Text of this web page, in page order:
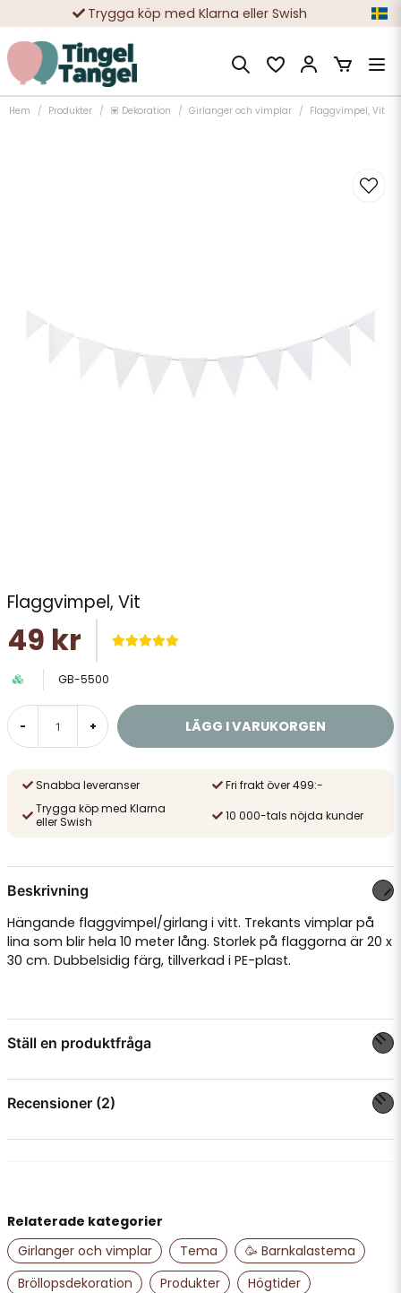
Trygga köp med Klarna eller Swish
10 000-tals nöjda kunder
Hem Produkter 💟 Dekoration Girlanger och vimplar Flaggvimpel, Vit
Flaggvimpel, Vit
49 kr
GB-5500
- + LÄGG I VARUKORGEN
Snabba leveranser
Fri frakt över 499:-
Trygga köp med Klarna
eller Swish
10 000-tals nöjda kunder
Beskrivning
Hängande flaggvimpel/girlang i vitt. Trekants vimplar på
lina som blir hela 10 meter lång. Storlek på flaggorna är 20 x
30 cm. Dubbelsidig färg, tillverkad i PE-plast.
Ställ en produktfråga
Fråga oss något om denna produkten...
email
Mejladress
Recensioner (2)
U B Victoria C Katanic elmén
för 3 år sedan
Snyggt
Relaterade kategorier
Girlanger och vimplar
Tema
🥳 Barnkalastema
Bröllopsdekoration
Produkter
Högtider